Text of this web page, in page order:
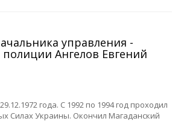
управления -
Ангелов Евгений
года. С 1992 по 1994 год проходил
Силах Украины. Окончил Магаданский